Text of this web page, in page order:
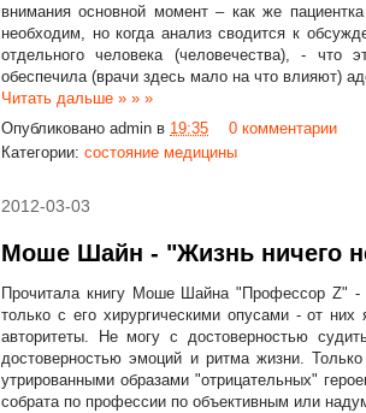
внимания основной момент – как же
необходим, но когда анализ сводится к
отдельного человека (человечества), - что
обеспечила (врачи здесь мало на что влияют)
Читать дальше » » »
Опубликовано admin в 19:35
0 комментарии
Категории: состояние медицины
2012-03-03
Моше Шайн - "Жизнь ничего
Прочитала книгу Моше Шайна "Профессор Z" -
только с его хирургическими опусами - от
авторитеты. Не могу с достоверностью
достоверностью эмоций и ритма жизни.
утрированными образами "отрицательных"
собрата по профессии по объективным или